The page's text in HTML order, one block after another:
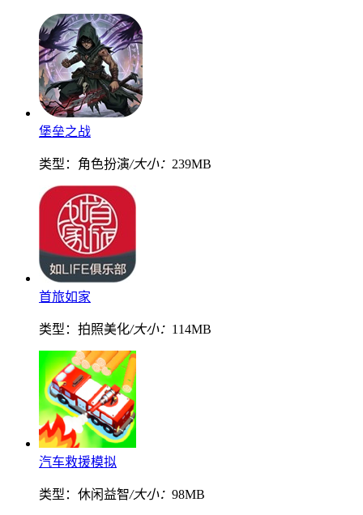
堡垒之战
类型：角色扮演/大小： 239MB
首旅如家
类型：拍照美化/大小： 114MB
汽车救援模拟
类型：休闲益智/大小： 98MB